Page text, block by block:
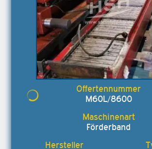
M60L/8600
Förderband